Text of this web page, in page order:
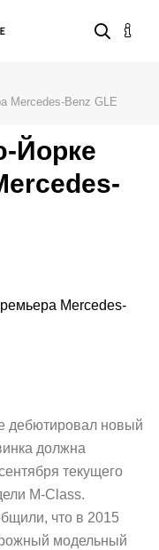
Mercedes-Benz GLE
дебютировал новый
должна
текущего
M-Class.
что в 2015
модельный
Йорке